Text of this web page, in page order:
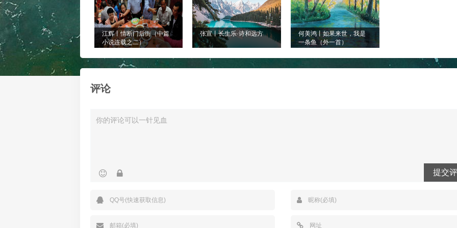
江辉丨情断门后街（中篇
小说连载之二）
张宣丨长生乐·诗和远方
何美鸿丨如果来世，我是
一条鱼（外一首）
评论
提交